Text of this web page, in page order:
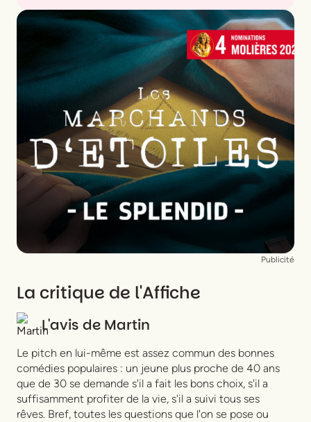
Distribution :Dorothée DeblatonouAmaya
Carreté,Raissa Mariotti ouJulie Desbruères,
Jean Baptiste DaroseyouThomas Perrin,
Augustin de Monts
ouDelphin Lacroix,Patrice
Latronche
Thierry Lanckriet
Assistant mise en scène :Camille Jolivet
Musique :Romain Trouillet
Décor :
Juliette Azzopardi
Vidéo :Mathias Delfau
Lumières :Philippe Lacombe
Costumes :Pauline Zaoua Zurini
Publicité
La critique de l'Affiche
L'avis de Martin
Le pitch en lui-même est assez commun des bonnes
comédies populaires : un jeune plus proche de 40 ans
que de 30 se demande s'il a fait les bons choix, s'il a
suffisamment profiter de la vie, s'il a suivi tous ses
rêves. Bref, toutes les questions que l'on se pose ou